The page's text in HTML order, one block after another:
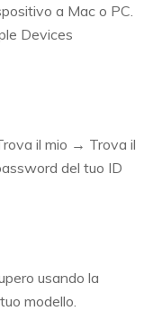
a Mac o PC.
Devices
il mio → Trova il
del tuo ID
usando la
modello.